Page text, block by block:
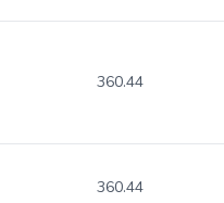
360.44
360.44